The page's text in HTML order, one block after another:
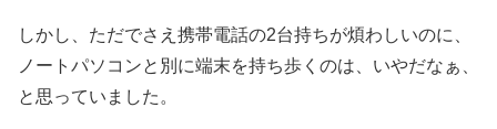
しかし、ただでさえ携帯電話の2台持ちが煩わしいのに、
ノートパソコンと別に端末を持ち歩くのは、いやだなぁ、
と思っていました。